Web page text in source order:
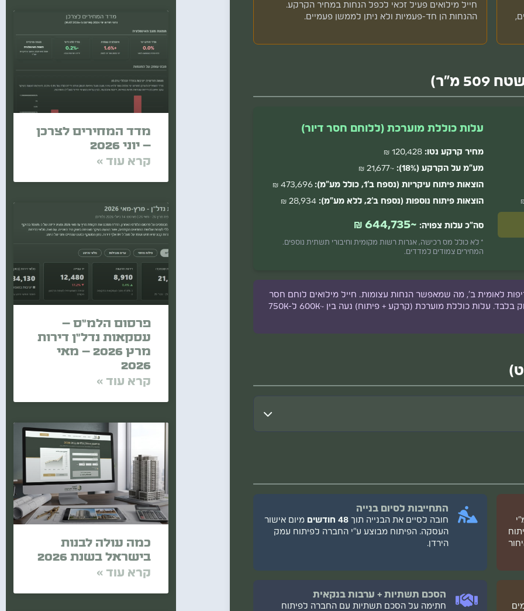
20% נוספים,
חייל מילואים פעיל זכאי לכפל הנחות במחיר הקרקע.
ההנחות הן חד-פעמיות ולא ניתן לממשן פעמיים.
עלות כוללת מוערכת (ללוחם חסר דיור)
מחיר קרקע נטו:120,428 ₪
מע"מ על הקרקע (18%):
~21,677 ₪
הוצאות פיתוח עיקריות (נספח ב'1, כולל מע"מ):
473,696 ₪
הוצאות פיתוח נוספות (נספח ב'2, ללא מע"מ):
28,934 ₪
סה"כ עלות צפויה: ~644,735 ₪
* לא כולל מס רכישה, אגרות רשות מקומית וחיבורי תשתית נוספים.
המחירים צמודים למדדים.
לאומית ב', מה שמאפשר הנחות עצומות. חייל מילואים לוחם חסר
דיור יכול לרכוש קרקע בשיעור של כ-25% ממחיר השוק בלבד. עלות כוללת מוערכת (קרקע + פיתוח) נעה בין ~600K ל-750K
פעיל מזכה (נספח י').
אישור תושבות מהרשות המקומית או תמצית רישום ממשרד הפנים (נספח יא'/יב') + 3 שוברי ארנונה על שם
התחייבות לסיום בנייה
חובה לסיים את הבנייה תוך 48 חודשים
מיום אישור
העסקה. הפיתוח מבוצע ע"י החברה לפיתוח עמק
הירדן.
קיימים
הסכם תשתיות + ערבות בנקאית
חתימה על הסכם תשתיות עם החברה לפיתוח
מדד המחירים לצרכן
– יוני 2026
קרא עוד »
פרסום הלמ"ס –
עסקאות נדל"ן דירות
מרץ 2026 – מאי
2026
קרא עוד »
כמה עולה לבנות
בישראל בשנת 2026
קרא עוד »